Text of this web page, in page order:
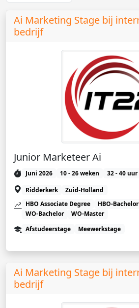
Ai Marketing Stage bij
bedrijf
Junior Marketeer Ai
Juni 2026 10 - 26 weken
32 - 40
Ridderkerk
Zuid-Holland
HBO Associate Degree
HBO-Bachelor
WO-Bachelor
WO-Master
Afstudeerstage
Meewerkstage
Ai Marketing Stage bij
bedrijf